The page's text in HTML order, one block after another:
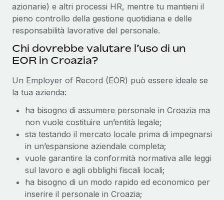
azionarie) e altri processi HR, mentre tu mantieni il
pieno controllo della gestione quotidiana e delle
responsabilità lavorative del personale.
Chi dovrebbe valutare l’uso di un
EOR in Croazia?
Un Employer of Record (EOR) può essere ideale se
la tua azienda:
ha bisogno di assumere personale in Croazia ma
non vuole costituire un’entità legale;
sta testando il mercato locale prima di impegnarsi
in un’espansione aziendale completa;
vuole garantire la conformità normativa alle leggi
sul lavoro e agli obblighi fiscali locali;
ha bisogno di un modo rapido ed economico per
inserire il personale in Croazia;